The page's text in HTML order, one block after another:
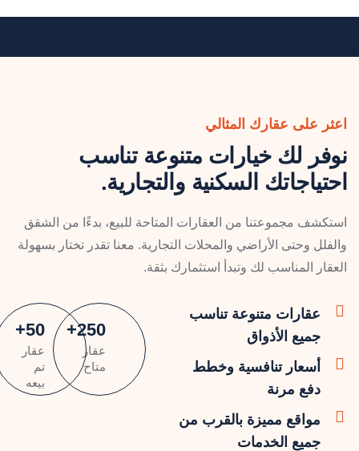
اعثر على عقارك المثالي
نوفر لك خيارات متنوعة تناسب
احتياجاتك السكنية والتجارية.
استكشف مجموعتنا من العقارات المتاحة للبيع، بدءًا من الشقق
والفلل وحتى الأراضي والمحلات التجارية. معنا تقدر تختار بسهولة
العقار المناسب لك وتبدأ استثمارك بثقة.
عقارات متنوعة تناسب
جميع الأذواق
أسعار تنافسية وخطط
دفع مرنة
مواقع مميزة بالقرب من
جميع الخدمات
250
+
عقار
متاح
50
+
عقار
تم
بيعه